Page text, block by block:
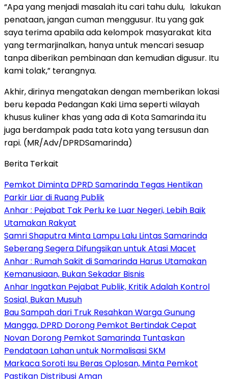
“Apa yang menjadi masalah itu cari tahu dulu, lakukan
penataan, jangan cuman menggusur. Itu yang gak
saya terima apabila ada kelompok masyarakat kita
yang termarjinalkan, hanya untuk mencari sesuap
tanpa diberikan pembinaan dan kemudian digusur. Itu
kami tolak,” terangnya.
Akhir, dirinya mengatakan dengan memberikan lokasi
beru kepada Pedangan Kaki Lima seperti wilayah
khusus kuliner khas yang ada di Kota Samarinda itu
juga berdampak pada tata kota yang tersusun dan
rapi. (MR/Adv/DPRDSamarinda)
Berita Terkait
Pemkot Diminta DPRD Samarinda Tegas Hentikan
Parkir Liar di Ruang Publik
Anhar : Pejabat Tak Perlu ke Luar Negeri, Lebih Baik
Utamakan Rakyat
Samri Shaputra Minta Lampu Lalu Lintas Samarinda
Seberang Segera Difungsikan untuk Atasi Macet
Anhar : Rumah Sakit di Samarinda Harus Utamakan
Kemanusiaan, Bukan Sekadar Bisnis
Anhar Ingatkan Pejabat Publik, Kritik Adalah Kontrol
Sosial, Bukan Musuh
Bau Sampah dari Truk Resahkan Warga Gunung
Mangga, DPRD Dorong Pemkot Bertindak Cepat
Novan Dorong Pemkot Samarinda Tuntaskan
Pendataan Lahan untuk Normalisasi SKM
Markaca Soroti Isu Beras Oplosan, Minta Pemkot
Pastikan Distribusi Aman